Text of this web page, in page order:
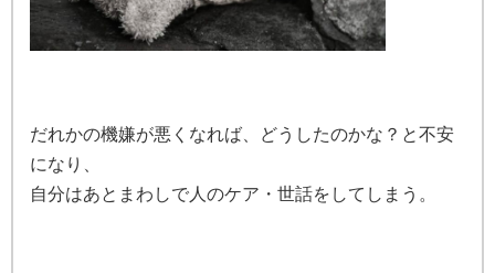
だれかの機嫌が悪くなれば、どうしたのかな？と不安
になり、
自分はあとまわしで人のケア・世話をしてしまう。